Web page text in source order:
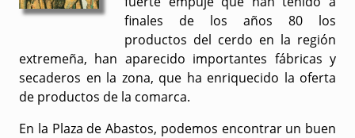
finales de los años 80 los
productos del cerdo en la región
extremeña, han aparecido importantes fábricas y
secaderos en la zona, que ha enriquecido la oferta
de productos de la comarca.
En la Plaza de Abastos, podemos encontrar un buen